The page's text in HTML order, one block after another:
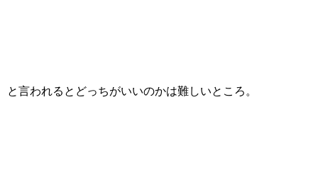
と言われるとどっちがいいのかは難しいところ。